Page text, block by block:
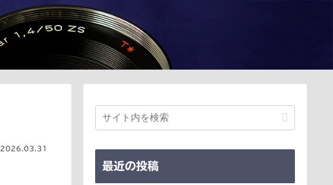
2026.03.31
最近の投稿